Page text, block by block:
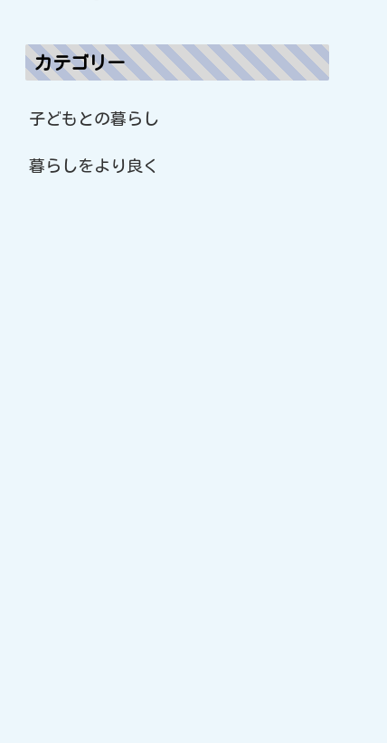
カテゴリー
子どもとの暮らし
暮らしをより良く